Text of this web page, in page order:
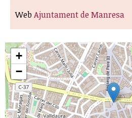
WebAjuntament de Manresa
+
−